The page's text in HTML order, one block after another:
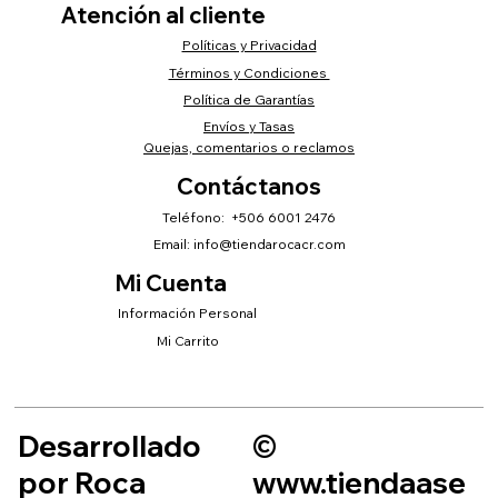
Atención al cliente
Políticas y Privacidad
Términos y Condiciones
Envíos y Tasas
Política de Garantías
Quejas, comentarios o reclamos
Mi Cuenta
Información Personal
Mi Carrito
Contáctanos
Teléfono: +506 6001 2476
Email: info@tiendarocacr.com
Desarrollado
por Roca
©
www.tiendaase